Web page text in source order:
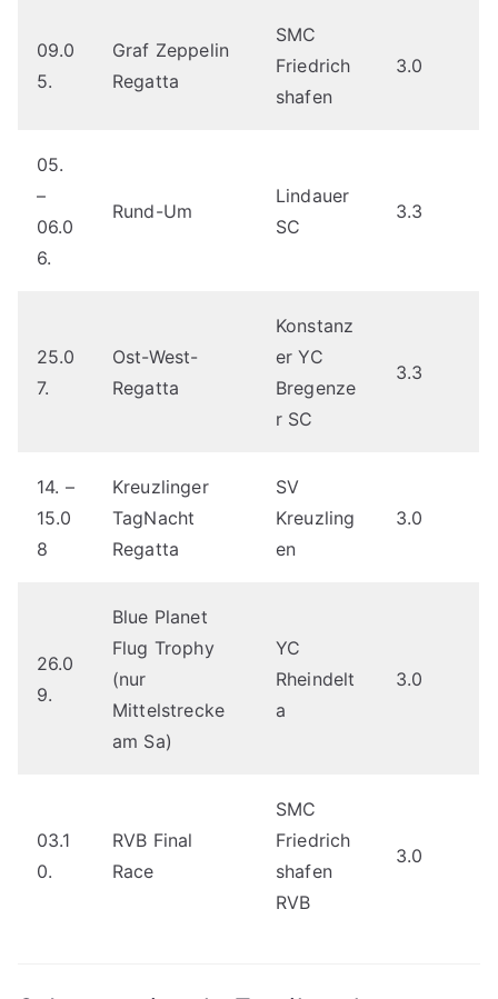
09.0
5.
Graf Zeppelin
Regatta
SMC
Friedrich
shafen
3.0
05.
–
06.0
6.
Rund-Um
Lindauer
SC
3.3
25.0
7.
Ost-West-
Regatta
Konstanz
er YC
Bregenze
r SC
3.3
14. –
15.0
8
Kreuzlinger
TagNacht
Regatta
SV
Kreuzling
en
3.0
26.0
9.
Blue Planet
Flug Trophy
(nur
Mittelstrecke
am Sa)
YC
Rheindelt
a
3.0
03.1
0.
RVB Final
Race
SMC
Friedrich
shafen
RVB
3.0